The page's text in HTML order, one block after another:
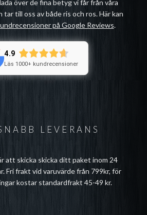
LEVERANS
att skicka skicka ditt paket inom 24
Fri frakt vid varuvärde från 799kr, för
kostar standardfrakt 45-49 kr.
över de fina betyg vi får från våra
tar till oss av både ris och ros. Här kan
på Google Reviews.
4.9
Läs 1000+ kundrecensioner